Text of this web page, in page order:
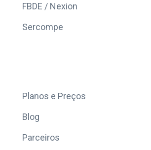
FBDE / Nexion
Sercompe
Planos e Preços
Blog
Parceiros